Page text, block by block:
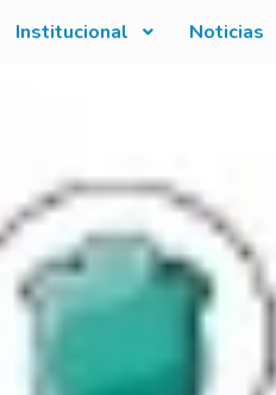
Institucional Noticias